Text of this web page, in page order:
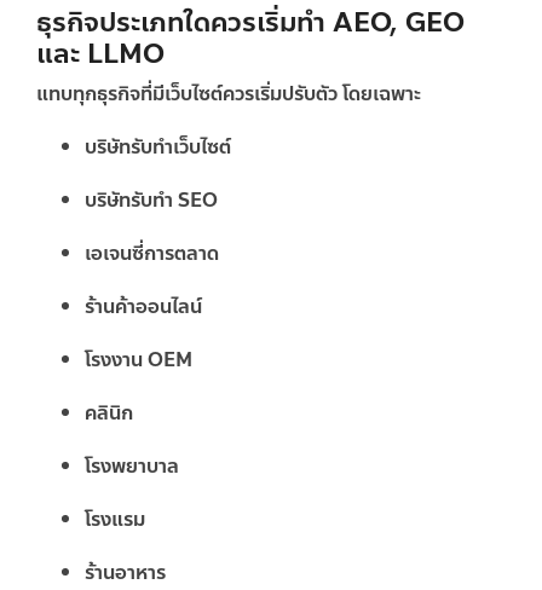
ธุรกิจประเภทใดควรเริ่มทำ AEO, GEO
และ LLMO
แทบทุกธุรกิจที่มีเว็บไซต์ควรเริ่มปรับตัว โดยเฉพาะ
บริษัทรับทำเว็บไซต์
บริษัทรับทำ SEO
เอเจนซี่การตลาด
ร้านค้าออนไลน์
โรงงาน OEM
คลินิก
โรงพยาบาล
โรงแรม
ร้านอาหาร